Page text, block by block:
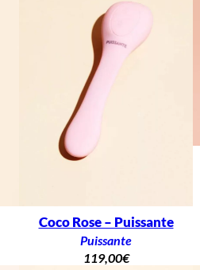
Coco Rose – Puissante
Puissante
119,00€